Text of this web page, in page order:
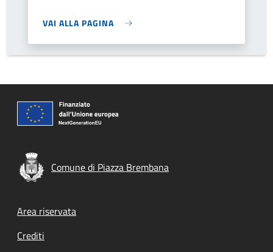
VAI ALLA PAGINA
Comune di Piazza Brembana
Footer menu
Area riservata
Crediti